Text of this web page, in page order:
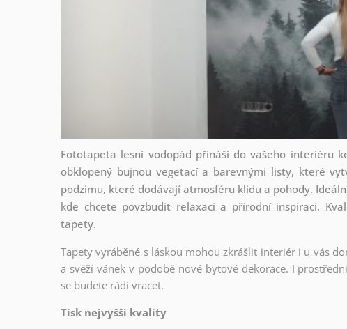
Fototapeta lesní vodopád přináší do vašeho interiéru
obklopený bujnou vegetací a barevnými listy, které
podzimu, které dodávají atmosféru klidu a pohody.
kde chcete povzbudit relaxaci a přírodní inspiraci.
tapety.
Tapety vyráběné s láskou mohou zkrášlit interiér i u vás
a svěží vánek v podobě nové bytové dekorace. I
se budete rádi vracet.
Tisk nejvyšší kvality